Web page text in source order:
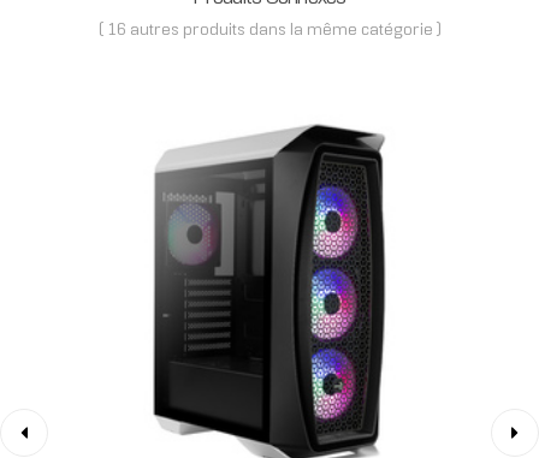
( 16 autres produits dans la même catégorie )